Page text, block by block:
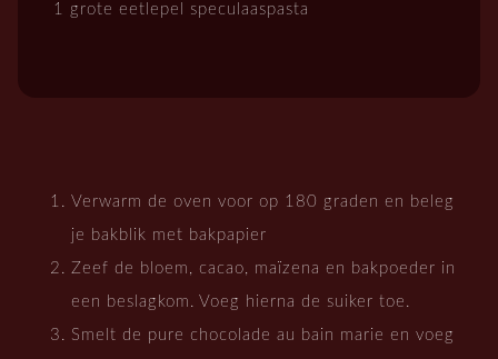
1 grote eetlepel speculaaspasta
Verwarm de oven voor op 180 graden en beleg
je bakblik met bakpapier
Zeef de bloem, cacao, maïzena en bakpoeder in
een beslagkom. Voeg hierna de suiker toe.
Smelt de pure chocolade au bain marie en voeg